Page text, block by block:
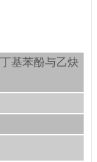
基苯酚与乙炔